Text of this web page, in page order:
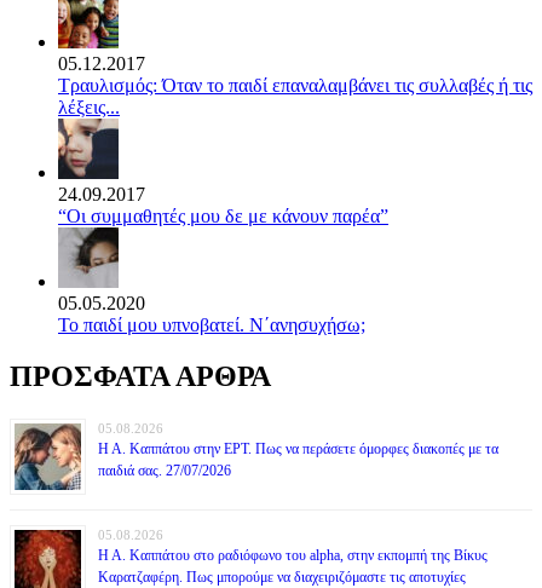
05.12.2017
Τραυλισμός: Όταν το παιδί επαναλαμβάνει τις συλλαβές ή τις
λέξεις...
24.09.2017
“Οι συμμαθητές μου δε με κάνουν παρέα”
05.05.2020
Το παιδί μου υπνοβατεί. Ν΄ανησυχήσω;
ΠΡΟΣΦΑΤΑ ΑΡΘΡΑ
05.08.2026
Η Α. Καππάτου στην ΕΡΤ. Πως να περάσετε όμορφες διακοπές με τα
παιδιά σας. 27/07/2026
05.08.2026
Η Α. Καππάτου στο ραδιόφωνο του alpha, στην εκπομπή της Βίκυς
Καρατζαφέρη. Πως μπορούμε να διαχειριζόμαστε τις αποτυχίες